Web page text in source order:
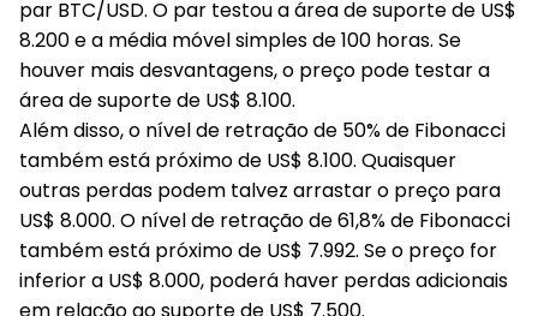
par BTC/USD. O par testou a área de suporte de US$
8.200 e a média móvel simples de 100 horas. Se
houver mais desvantagens, o preço pode testar a
área de suporte de US$ 8.100.
Além disso, o nível de retração de 50% de Fibonacci
também está próximo de US$ 8.100. Quaisquer
outras perdas podem talvez arrastar o preço para
US$ 8.000. O nível de retração de 61,8% de Fibonacci
também está próximo de US$ 7.992. Se o preço for
inferior a US$ 8.000, poderá haver perdas adicionais